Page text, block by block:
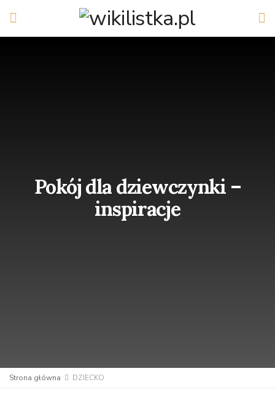
Pokój dla dziewczynki –
inspiracje
Strona główna DZIECKO